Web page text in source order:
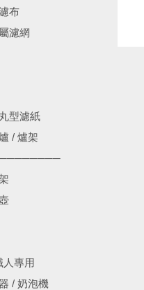
布
濾網
型濾紙
/ 爐架
人專用
/ 奶泡機